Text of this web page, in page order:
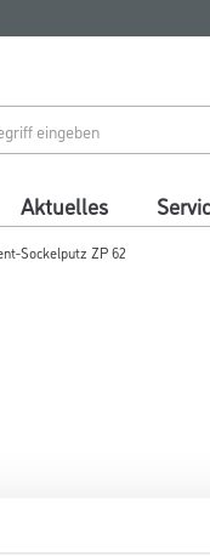
Aktuelles
Sockelputz ZP 62